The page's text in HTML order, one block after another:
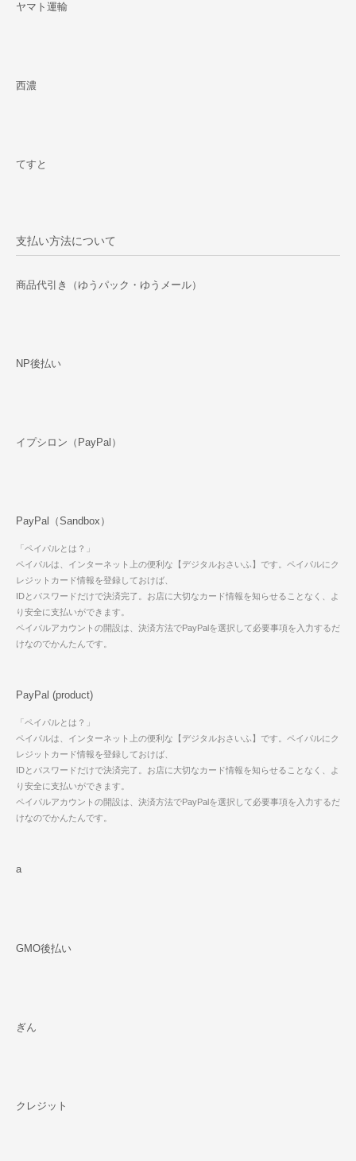
ヤマト運輸
西濃
てすと
支払い方法について
商品代引き（ゆうパック・ゆうメール）
NP後払い
イプシロン（PayPal）
PayPal（Sandbox）
「ペイパルとは？」
ペイパルは、インターネット上の便利な【デジタルおさいふ】です。ペイパルにク
レジットカード情報を登録しておけば、
IDとパスワードだけで決済完了。お店に大切なカード情報を知らせることなく、よ
り安全に支払いができます。
ペイパルアカウントの開設は、決済方法でPayPalを選択して必要事項を入力するだ
けなのでかんたんです。
PayPal (product)
「ペイパルとは？」
ペイパルは、インターネット上の便利な【デジタルおさいふ】です。ペイパルにク
レジットカード情報を登録しておけば、
IDとパスワードだけで決済完了。お店に大切なカード情報を知らせることなく、よ
り安全に支払いができます。
ペイパルアカウントの開設は、決済方法でPayPalを選択して必要事項を入力するだ
けなのでかんたんです。
a
GMO後払い
ぎん
クレジット